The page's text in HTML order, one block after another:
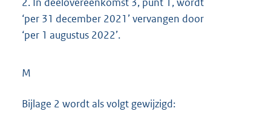
‘per 31 december 2021’ vervangen door
‘per 1 augustus 2022’.
M
Bijlage 2 wordt als volgt gewijzigd: